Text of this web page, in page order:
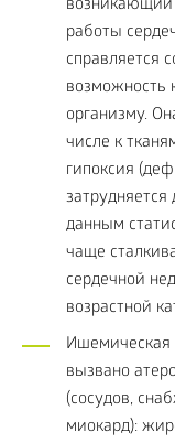
возникающий
работы
справляется
возможность
организму.
числе к
гипоксия
затрудняется
данным
чаще
сердечной
возрастной
Ишемическая
вызвано
(сосудов,
миокард):